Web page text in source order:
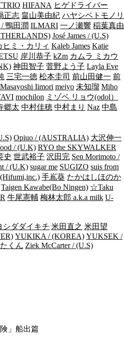
HIFANA ヒゲドライバー
正志 畠山美由紀 ハヤシベトモノリ
鴨田潤 ILMARI 一ノ瀬響 稲葉真由
José James / (U.S)
ヒミ・カリィ Kaleb James Katie
岸川恭子 kZm カムラ ミカウ
神田智子 菅野よう子 Layla Eve
三宅一徳 松本圭司 前山田健一 前
Masayoshi Iimori meiyo 未知瑠 Miho
mochilon ミゾベ リョウ(odol）
郷太 中村佳穂 中村まり Naz 中島
Opiuo / (AUSTRALIA) 大沢伸一
/ (U.K) RYO the SKYWALKER
史 世武裕子 沢田完 Sen Morimoto /
/ (U.K) sugar me SUGIZO suis from
手嶌葵 たかはしほのか
Taigen Kawabe(Bo Ningen) ☆Taku
牛尾憲輔 梅林太郎 a.k.a milk U-
シダダイキチ 米田直之 米田望
YUKIKA / (KOREA) YUKSEK /
くん Ziek McCarter / (U.S)
」船出篇